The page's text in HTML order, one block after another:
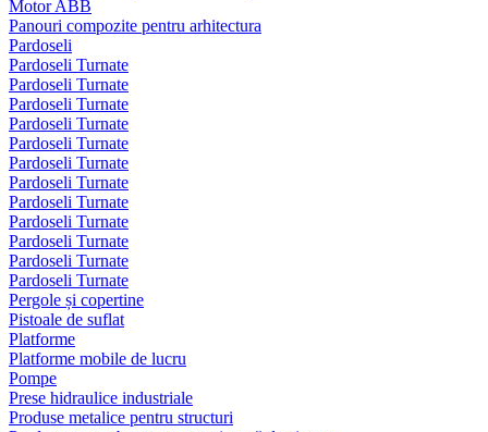
Motor ABB
Panouri compozite pentru arhitectura
Pardoseli
Pardoseli Turnate
Pardoseli Turnate
Pardoseli Turnate
Pardoseli Turnate
Pardoseli Turnate
Pardoseli Turnate
Pardoseli Turnate
Pardoseli Turnate
Pardoseli Turnate
Pardoseli Turnate
Pardoseli Turnate
Pardoseli Turnate
Pergole și copertine
Pistoale de suflat
Platforme
Platforme mobile de lucru
Pompe
Prese hidraulice industriale
Produse metalice pentru structuri